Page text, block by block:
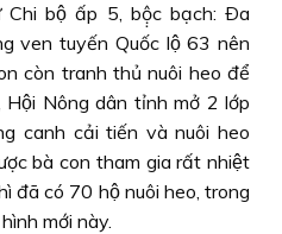
Chi bộ ấp 5, bộ̣c bạch: Ða
ven tuyến Quốc lộ 63 nên
còn tranh thủ nuôi heo để
Hội Nông dân tỉnh mở 2 lớp
canh cải tiến và nuôi heo
bà con tham gia rất nhiệt
đã có 70 hộ nuôi heo, trong
mới này.